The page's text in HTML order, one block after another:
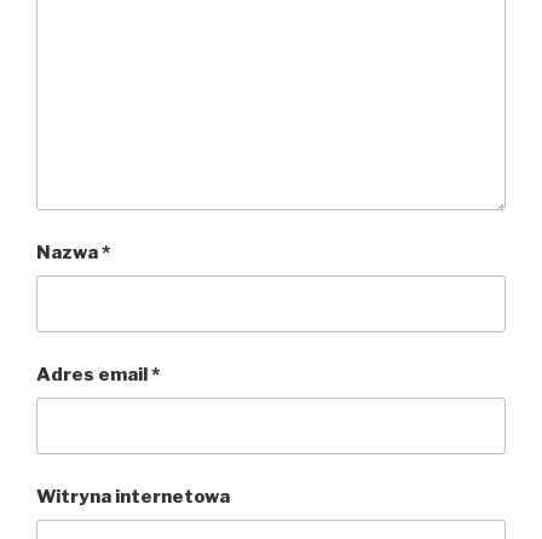
Nazwa*
Adres email*
Witryna internetowa